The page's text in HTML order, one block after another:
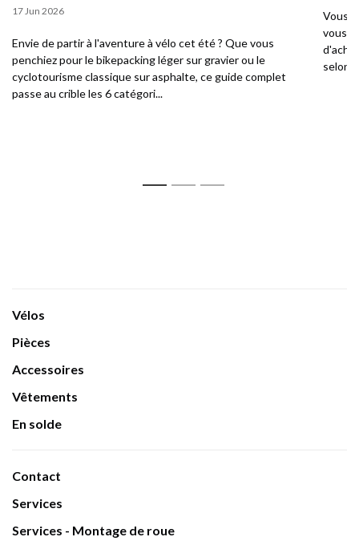
17 Jun 2026
Envie de partir à l'aventure à vélo cet été ? Que vous
penchiez pour le bikepacking léger sur gravier ou le
cyclotourisme classique sur asphalte, ce guide complet
passe au crible les 6 catégori...
Vous
vous
selon
Vélos
Pièces
Accessoires
Vêtements
En solde
Contact
Services
Services - Montage de roue